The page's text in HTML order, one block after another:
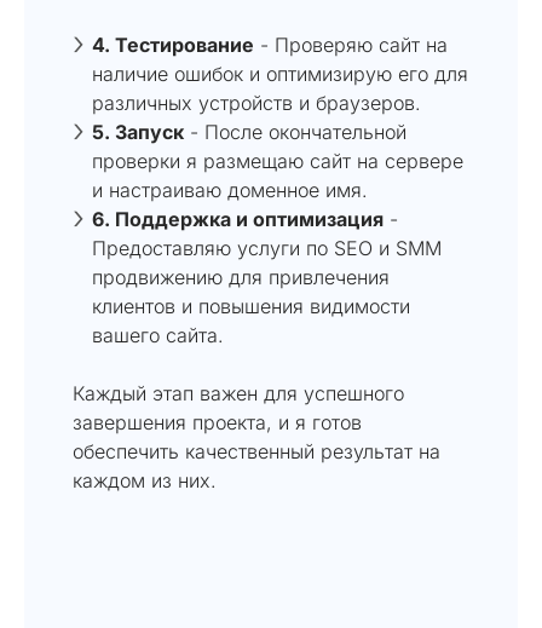
4. Тестирование - Проверяю сайт на
наличие ошибок и оптимизирую его для
различных устройств и браузеров.
5. Запуск - После окончательной
проверки я размещаю сайт на сервере
и настраиваю доменное имя.
6. Поддержка и оптимизация -
Предоставляю услуги по SEO и SMM
продвижению для привлечения
клиентов и повышения видимости
вашего сайта.
Каждый этап важен для успешного
завершения проекта, и я готов
обеспечить качественный результат на
каждом из них.